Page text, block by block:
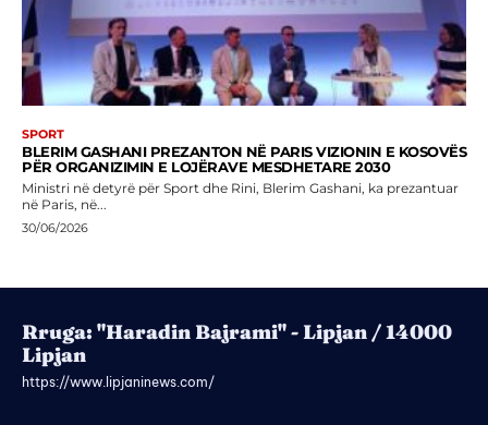
SPORT
BLERIM GASHANI PREZANTON NË PARIS VIZIONIN E KOSOVËS
PËR ORGANIZIMIN E LOJËRAVE MESDHETARE 2030
Ministri në detyrë për Sport dhe Rini, Blerim Gashani, ka prezantuar
në Paris, në...
30/06/2026
Rruga: "Haradin Bajrami" - Lipjan / 14000
Lipjan
https://www.lipjaninews.com/